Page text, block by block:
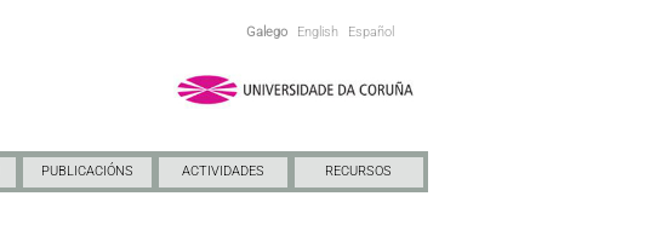
Galego English Español
PUBLICACIÓNS ACTIVIDADES RECURSOS